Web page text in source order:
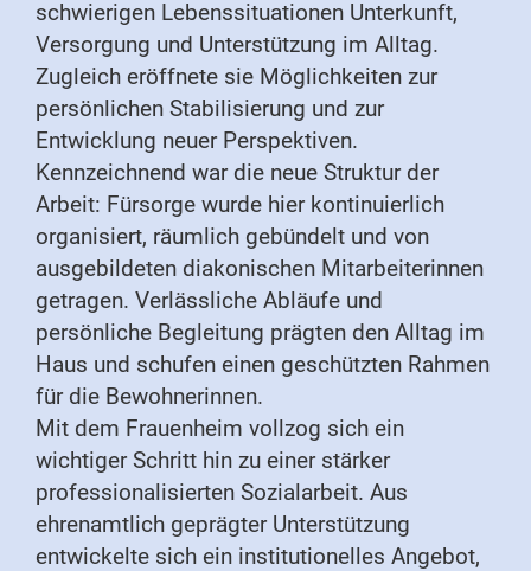
schwierigen Lebenssituationen Unterkunft,
Versorgung und Unterstützung im Alltag.
Zugleich eröffnete sie Möglichkeiten zur
persönlichen Stabilisierung und zur
Entwicklung neuer Perspektiven.
Kennzeichnend war die neue Struktur der
Arbeit: Fürsorge wurde hier kontinuierlich
organisiert, räumlich gebündelt und von
ausgebildeten diakonischen Mitarbeiterinnen
getragen. Verlässliche Abläufe und
persönliche Begleitung prägten den Alltag im
Haus und schufen einen geschützten Rahmen
für die Bewohnerinnen.
Mit dem Frauenheim vollzog sich ein
wichtiger Schritt hin zu einer stärker
professionalisierten Sozialarbeit. Aus
ehrenamtlich geprägter Unterstützung
entwickelte sich ein institutionelles Angebot,